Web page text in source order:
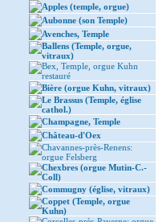
Apples (temple, orgue)
Aubonne (son Temple)
Avenches, Temple
Ballens (Temple, orgue,
vitraux)
Bex, Temple, orgue Kuhn
restauré
Bière (orgue Kuhn, vitraux)
Le Brassus (Temple, église
cathol.)
Champagne, Temple
Château-d'Oex
Chavannes-près-Renens:
orgue Felsberg
Chexbres (orgue Mutin-C.-
Coll)
Commugny (église, vitraux)
Coppet (Temple, orgue
Kuhn)